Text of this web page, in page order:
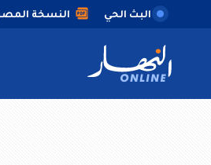
البث الحي النسخة